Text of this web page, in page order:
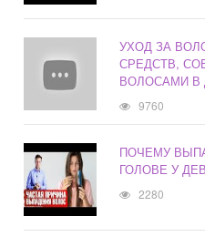
УХОД ЗА
СРЕДСТВ,
ВОЛОСАМИ В
9760
ПОЧЕМУ
ГОЛОВЕ У
2280